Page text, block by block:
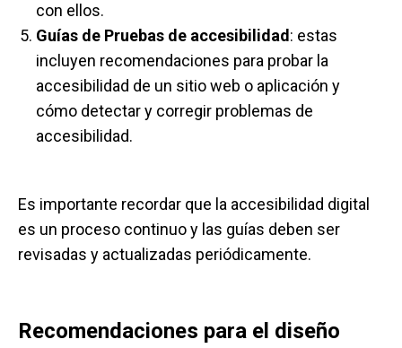
con ellos.
Guías de Pruebas de accesibilidad : estas
incluyen recomendaciones para probar la
accesibilidad de un sitio web o aplicación y
cómo detectar y corregir problemas de
accesibilidad.
Es importante recordar que la accesibilidad digital
es un proceso continuo y las guías deben ser
revisadas y actualizadas periódicamente.
Recomendaciones para el diseño